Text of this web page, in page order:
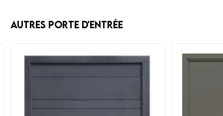
Autres Porte d'entrée